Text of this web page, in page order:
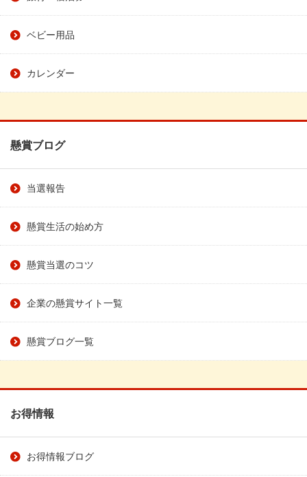
ベビー用品
カレンダー
懸賞ブログ
当選報告
懸賞生活の始め方
懸賞当選のコツ
企業の懸賞サイト一覧
懸賞ブログ一覧
お得情報
お得情報ブログ